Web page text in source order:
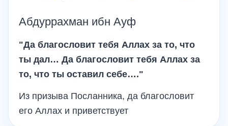
Абдуррахман ибн Ауф
"Да благословит тебя Аллах за то, что
ты дал… Да благословит тебя Аллах за
то, что ты оставил себе…."
Из призыва Посланника, да благословит
его Аллах и приветствует